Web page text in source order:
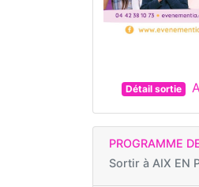
Détail sortie
PROGRAMME
Sortir à AIX EN